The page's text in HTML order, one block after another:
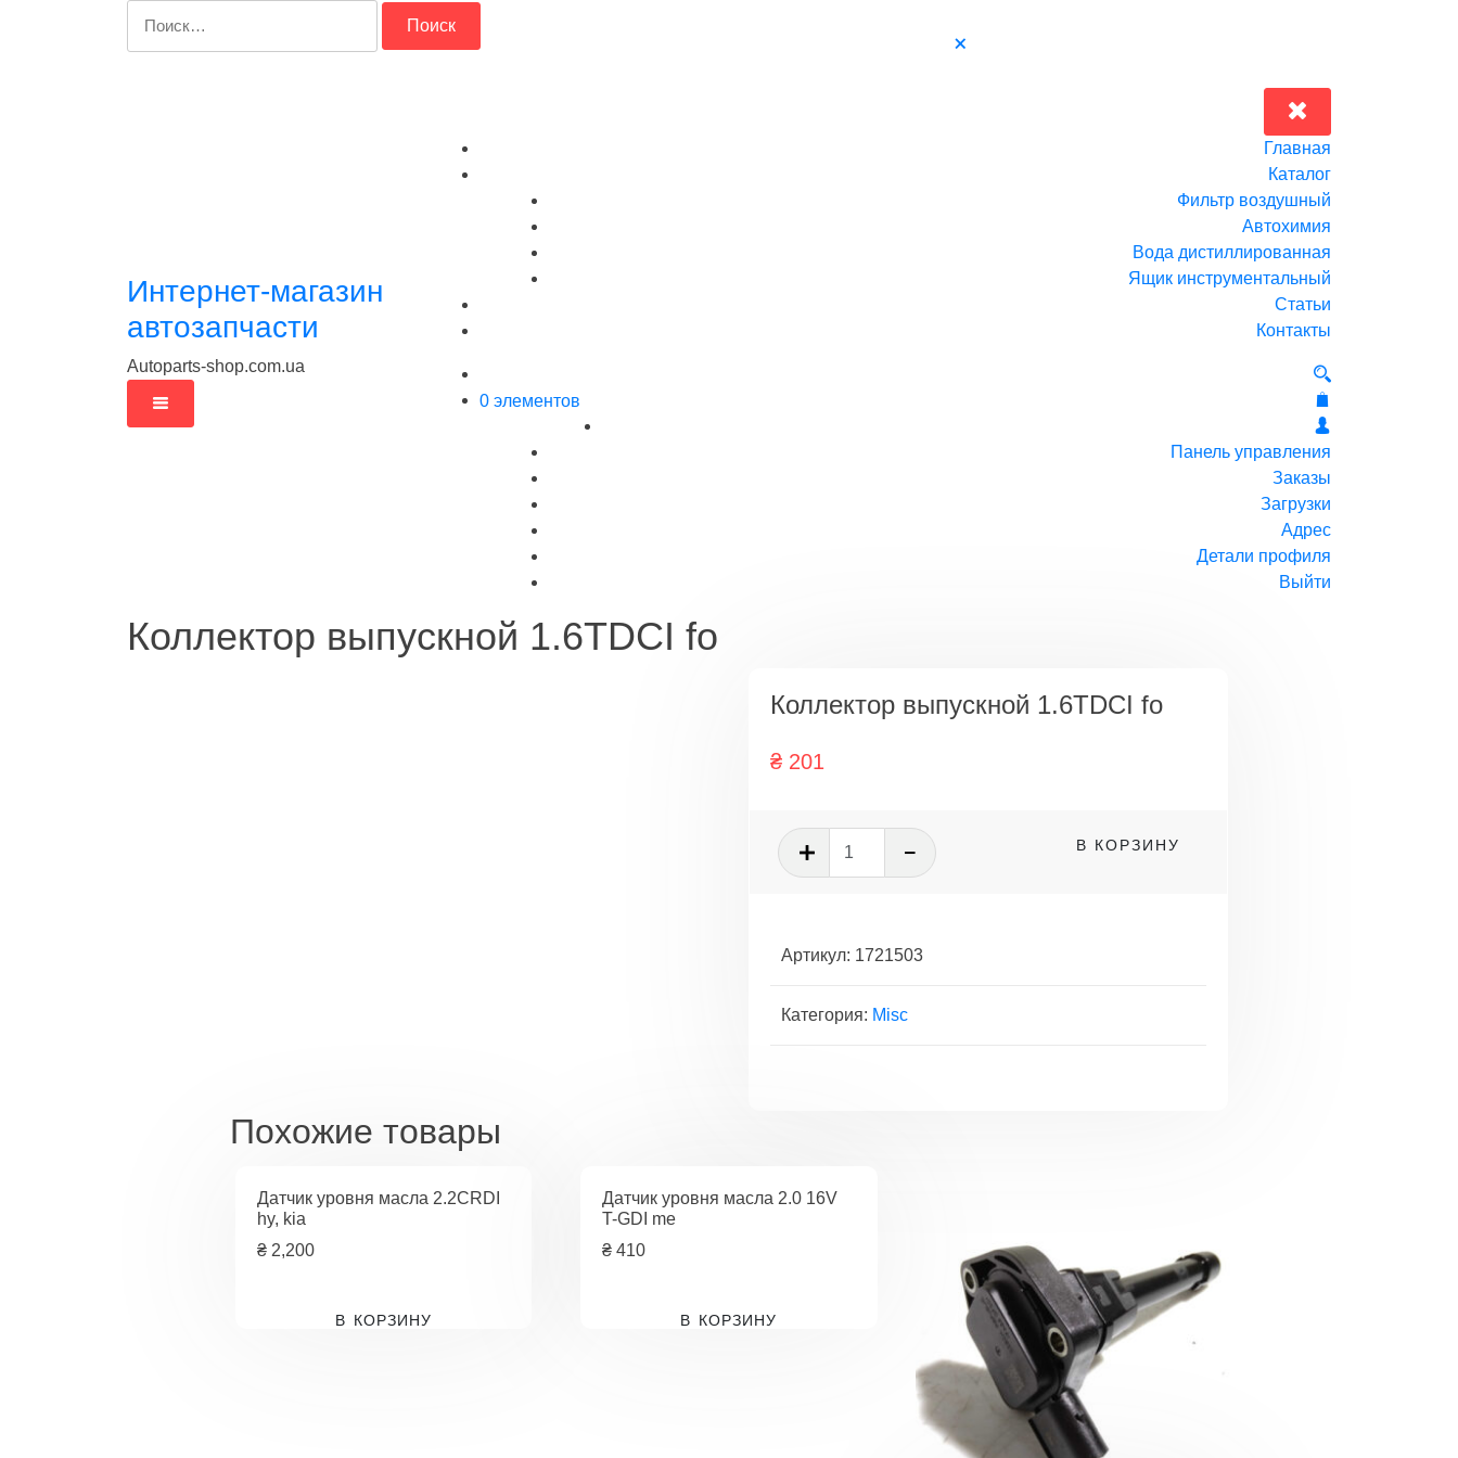
Интернет-магазин
автозапчасти
Autoparts-shop.com.ua
Главная
Каталог
Фильтр воздушный
Автохимия
Вода дистиллированная
Ящик инструментальный
Статьи
Контакты
0 элементов
Панель управления
Заказы
Загрузки
Адрес
Детали профиля
Выйти
Коллектор выпускной 1.6TDCI fo
Коллектор выпускной 1.6TDCI fo
₴ 201
Количество
товара
В КОРЗИНУ
Артикул: 1721503
Категория: Misc
Похожие товары
Датчик уровня масла 2.2CRDI
hy, kia
₴ 2,200
В КОРЗИНУ
Датчик уровня масла 2.0 16V
T-GDI me
₴ 410
В КОРЗИНУ